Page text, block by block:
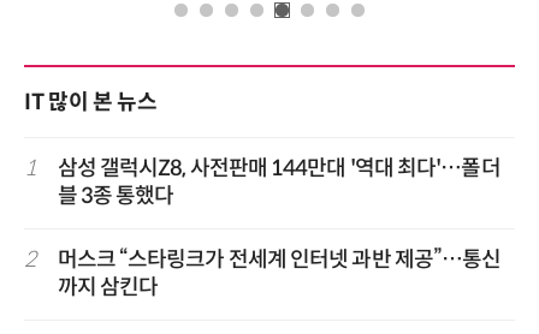
IT 많이 본 뉴스
1
삼성 갤럭시Z8, 사전판매 144만대 '역대 최다'…폴더
블 3종 통했다
2
머스크 “스타링크가 전세계 인터넷 과반 제공”…통신
까지 삼킨다